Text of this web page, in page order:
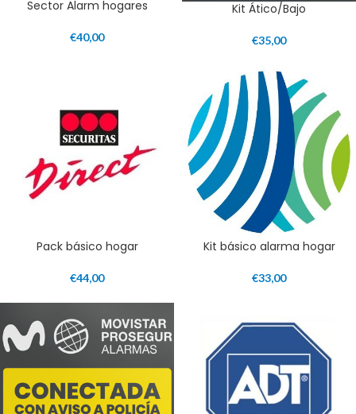
Sector Alarm hogares
€40,00
Kit Ático/Bajo
€35,00
Pack básico hogar
€44,00
Kit básico alarma hogar
€33,00